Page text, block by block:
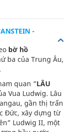
-
bờ hồ
ba của Trung Âu,
quan “LÂU
Vua Ludwig. Lâu
gần thị trấn
Đức, xây dựng từ
Ludwig II, một